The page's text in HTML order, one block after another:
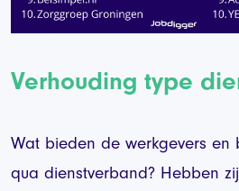
Verhouding type
Wat bieden de werkgevers en
qua dienstverband? Hebben